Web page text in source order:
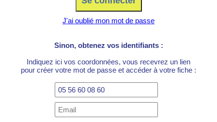
J'ai oublié mon mot de passe
Sinon, obtenez vos identifiants :
Indiquez ici vos coordonnées, vous recevrez un lien
pour créer votre mot de passe et accéder à votre fiche :